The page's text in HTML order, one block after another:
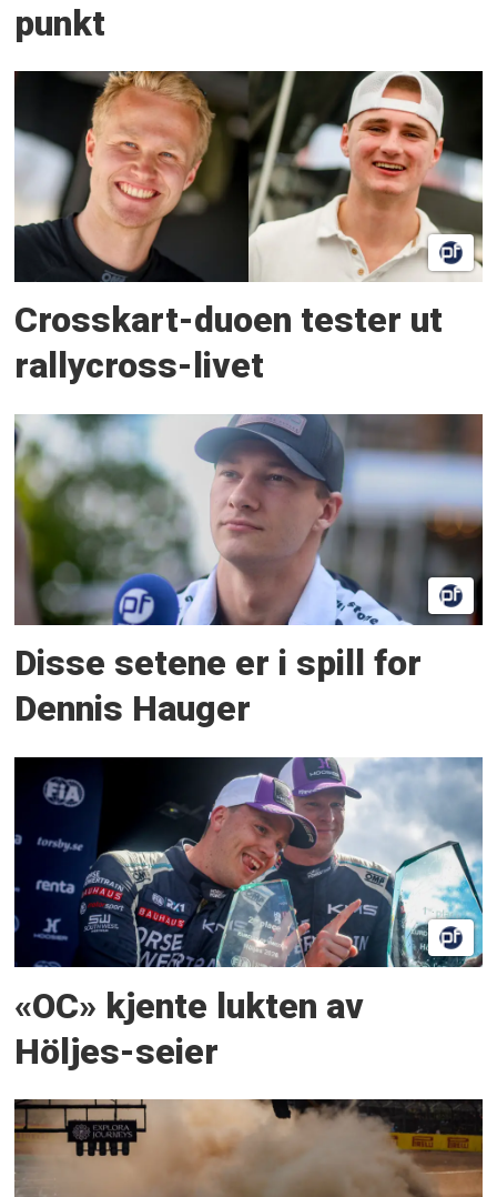
punkt
Crosskart-duoen tester ut
rallycross-livet
Disse setene er i spill for
Dennis Hauger
«OC» kjente lukten av
Höljes-seier